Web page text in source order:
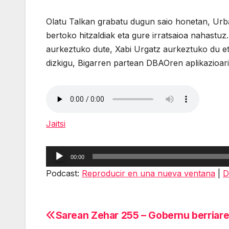
Olatu Talkan grabatu dugun saio honetan,
bertoko hitzaldiak eta gure irratsaioa
aurkeztuko dute, Xabi Urgatz aurkeztuko du
dizkigu, Bigarren partean DBAOren
Jaitsi
Reproductor
de
00:00
Podcast: Reproducir en una nueva ventana
Navegación
Sarean Zehar 255 – Gobernu